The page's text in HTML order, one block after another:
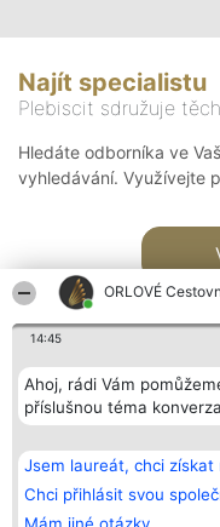
ORLOVÉ
14:45
Ahoj, rádi Vám
příslušnou téma
Jsem laureát, chci
Chci přihlásit svou
Najít specialistu
Plebiscit sdružuje
Hledáte odborníka ve
vyhledávání. Využívejte
Bright Side Solutions sp. z o.
o. sp. k.
ul. Ruska 22
Wrocław 50-079
KRS 0000749100 | Regon